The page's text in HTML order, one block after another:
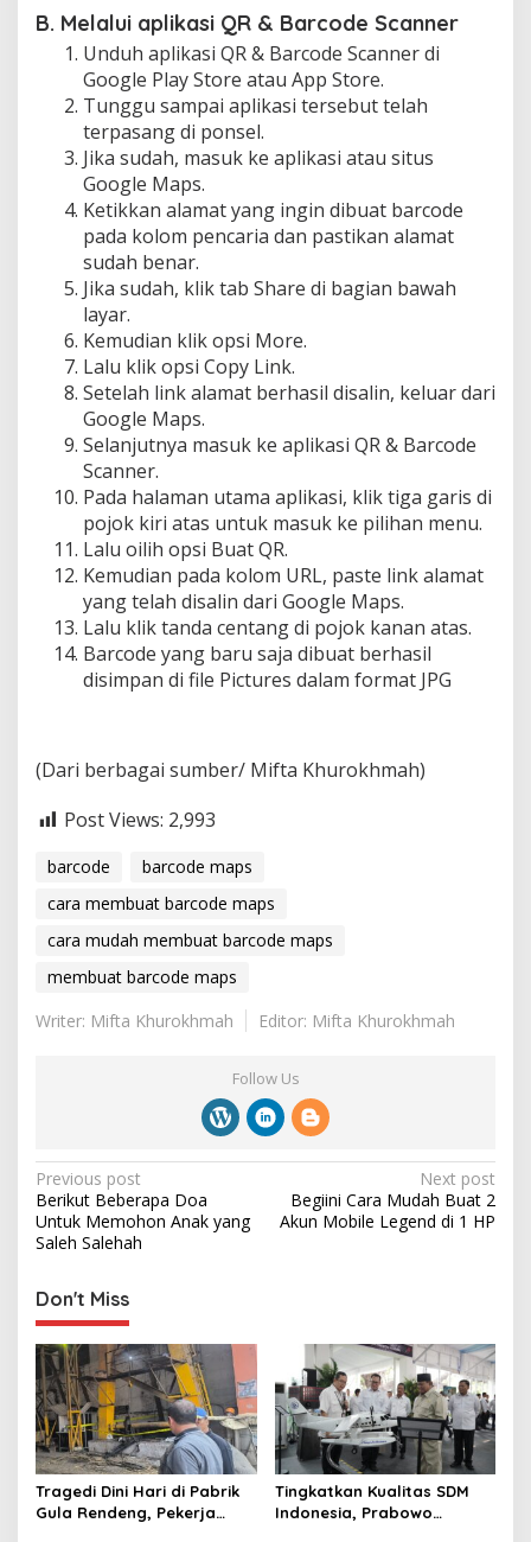
B. Melalui aplikasi QR & Barcode Scanner
Unduh aplikasi QR & Barcode Scanner di
Google Play Store atau App Store.
Tunggu sampai aplikasi tersebut telah
terpasang di ponsel.
Jika sudah, masuk ke aplikasi atau situs
Google Maps.
Ketikkan alamat yang ingin dibuat barcode
pada kolom pencaria dan pastikan alamat
sudah benar.
Jika sudah, klik tab Share di bagian bawah
layar.
Kemudian klik opsi More.
Lalu klik opsi Copy Link.
Setelah link alamat berhasil disalin, keluar dari
Google Maps.
Selanjutnya masuk ke aplikasi QR & Barcode
Scanner.
Pada halaman utama aplikasi, klik tiga garis di
pojok kiri atas untuk masuk ke pilihan menu.
Lalu oilih opsi Buat QR.
Kemudian pada kolom URL, paste link alamat
yang telah disalin dari Google Maps.
Lalu klik tanda centang di pojok kanan atas.
Barcode yang baru saja dibuat berhasil
disimpan di file Pictures dalam format JPG
(Dari berbagai sumber/ Mifta Khurokhmah)
Post Views: 2,993
barcode
barcode maps
cara membuat barcode maps
cara mudah membuat barcode maps
membuat barcode maps
Writer: Mifta Khurokhmah
Editor: Mifta Khurokhmah
Follow Us
P
o
s
t
n
a
v
i
g
a
t
Previous post
Berikut Beberapa Doa
Untuk Memohon Anak yang
Saleh Salehah
Next post
Begiini Cara Mudah Buat 2
Akun Mobile Legend di 1 HP
Don't Miss
Tragedi Dini Hari di Pabrik
Gula Rendeng, Pekerja
Tingkatkan Kualitas SDM
Indonesia, Prabowo